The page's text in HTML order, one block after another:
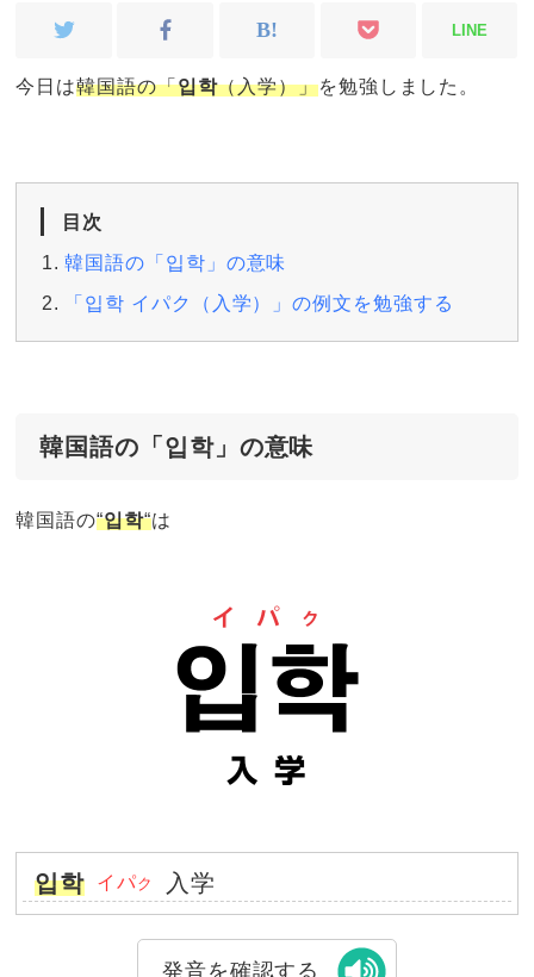
LINE
今日は韓国語の「입학（入学）」を勉強しました。
目次
韓国語の「입학」の意味
「입학 イパク（入学）」の例文を勉強する
韓国語の「입학」の意味
韓国語の“입학“は
입학 イパク 入学
発音を確認する